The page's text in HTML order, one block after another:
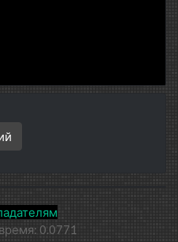
0.0771